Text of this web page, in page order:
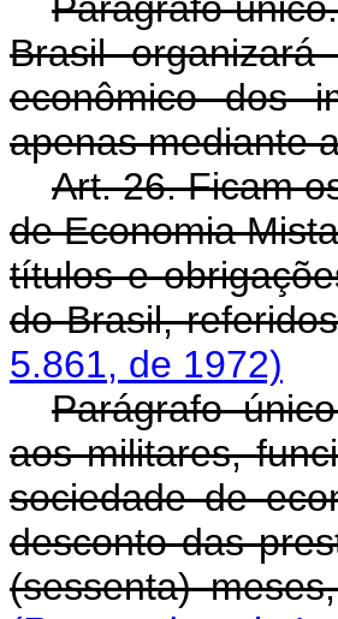
Brasil
econômico dos
apenas mediante
Art. 26. Ficam
de Economia
títulos e
do Brasil,
5.861, de 1972)
Parágrafo
aos militares,
sociedade de
desconto das
(sessenta)